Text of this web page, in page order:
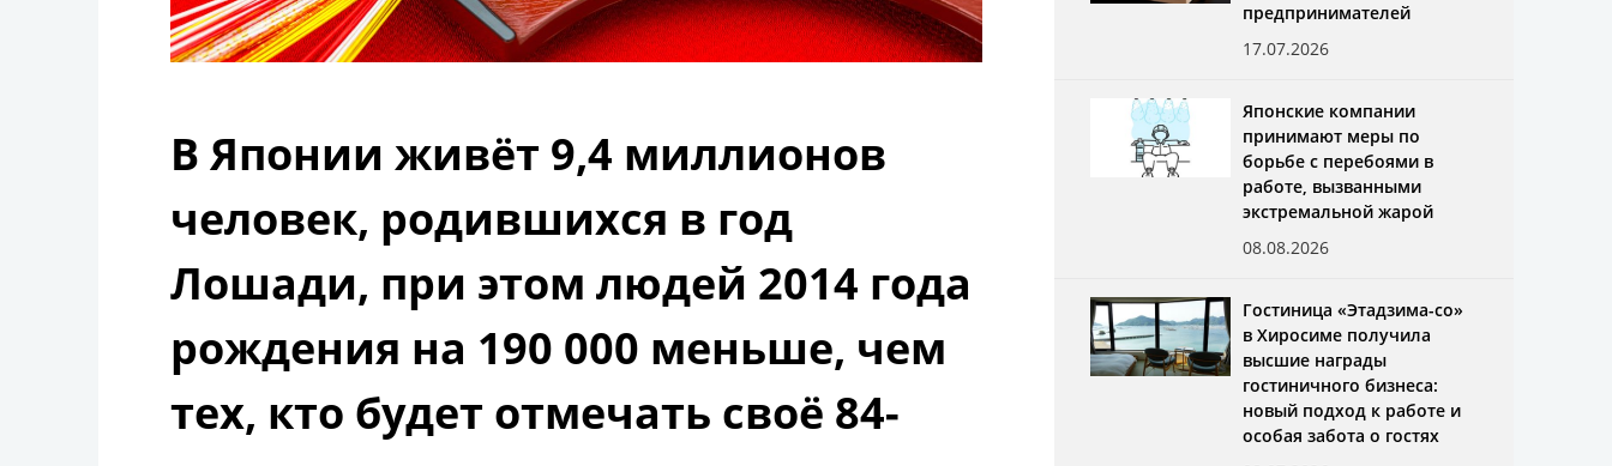
От редакции
В Японии живёт 9,4 миллионов
человек, родившихся в год
Лошади, при этом людей 2014 года
рождения на 190 000 меньше, чем
тех, кто будет отмечать своё 84-
предпринимателей
17.07.2026
Японские компании
принимают меры по
борьбе с перебоями в
работе, вызванными
экстремальной жарой
08.08.2026
Гостиница «Этадзима-со»
в Хиросиме получила
высшие награды
гостиничного бизнеса:
новый подход к работе и
особая забота о гостях